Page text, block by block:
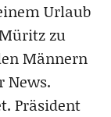
Urlaub
zu
Männern
News.
Präsident